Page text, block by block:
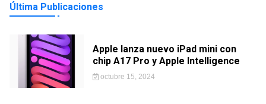
Última Publicaciones
Apple lanza nuevo iPad mini con
chip A17 Pro y Apple Intelligence
octubre 15, 2024